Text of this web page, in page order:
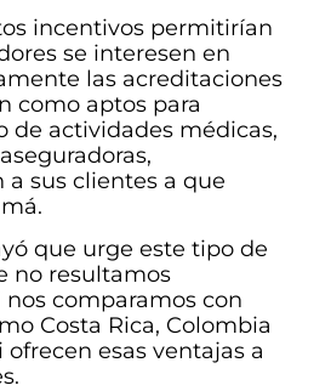
incentivos permitirían
se interesen en
las acreditaciones
como aptos para
de actividades médicas,
sus clientes a que
que urge este tipo de
no resultamos
comparamos con
Costa Rica, Colombia
esas ventajas a